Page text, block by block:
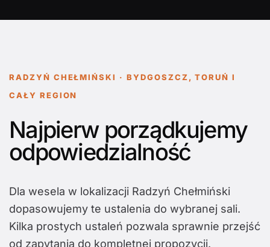
RADZYŃ CHEŁMIŃSKI · BYDGOSZCZ, TORUŃ I
CAŁY REGION
Najpierw porządkujemy
odpowiedzialność
Dla wesela w lokalizacji Radzyń Chełmiński
dopasowujemy te ustalenia do wybranej sali.
Kilka prostych ustaleń pozwala sprawnie przejść
od zapytania do kompletnej propozycji.